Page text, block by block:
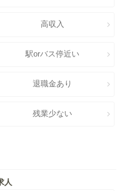
高収入
駅orバス停近い
退職金あり
残業少ない
人